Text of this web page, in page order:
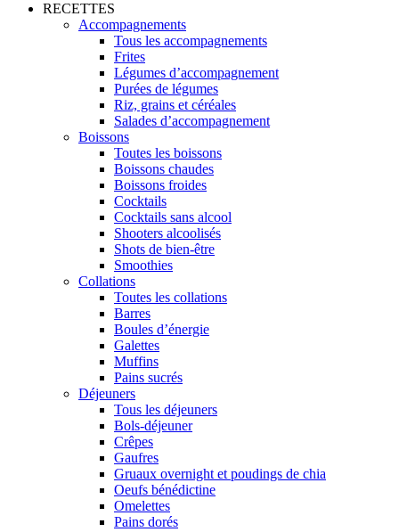
RECETTES
Accompagnements
Tous les accompagnements
Frites
Légumes d’accompagnement
Purées de légumes
Riz, grains et céréales
Salades d’accompagnement
Boissons
Toutes les boissons
Boissons chaudes
Boissons froides
Cocktails
Cocktails sans alcool
Shooters alcoolisés
Shots de bien-être
Smoothies
Collations
Toutes les collations
Barres
Boules d’énergie
Galettes
Muffins
Pains sucrés
Déjeuners
Tous les déjeuners
Bols-déjeuner
Crêpes
Gaufres
Gruaux overnight et poudings de chia
Oeufs bénédictine
Omelettes
Pains dorés